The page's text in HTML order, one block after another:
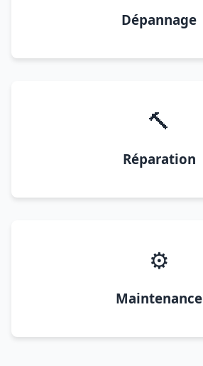
Dépannage
🔨
Réparation
⚙️
Maintenance